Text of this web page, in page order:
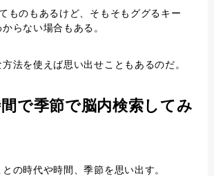
ものもあるけど、そもそもググるキー
らない場合もある。
法を使えば思い出せこともあるのだ。
で季節で脳内検索してみ
の時代や時間、季節を思い出す。